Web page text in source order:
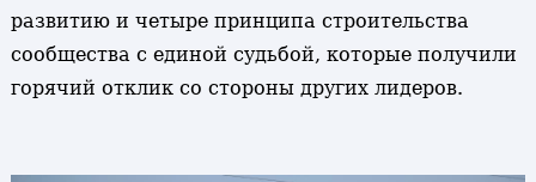
развитию и четыре принципа строительства
сообщества с единой судьбой, которые получили
горячий отклик со стороны других лидеров.